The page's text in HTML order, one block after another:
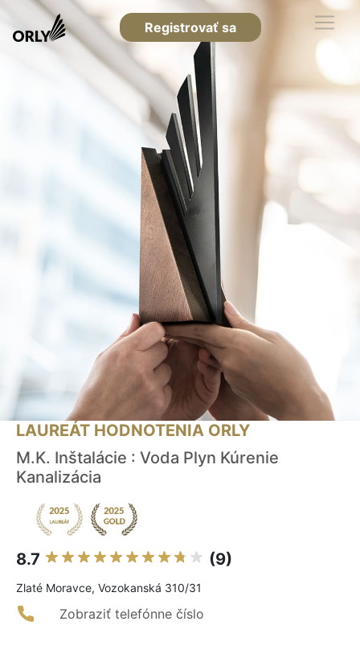
Registrovať sa
LAUREÁT HODNOTENIA ORLY
M.K. Inštalácie : Voda Plyn Kúrenie
Kanalizácia
8.7 (9)
Zlaté Moravce, Vozokanská 310/31
Zobraziť telefónne číslo